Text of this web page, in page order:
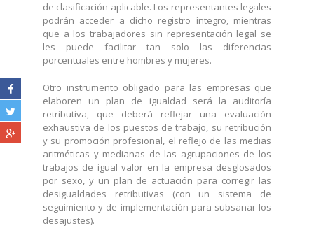
de clasificación aplicable. Los representantes legales
podrán acceder a dicho registro íntegro, mientras
que a los trabajadores sin representación legal se
les puede facilitar tan solo las diferencias
porcentuales entre hombres y mujeres.
Otro instrumento obligado para las empresas que
elaboren un plan de igualdad será la auditoría
retributiva, que deberá reflejar una evaluación
exhaustiva de los puestos de trabajo, su retribución
y su promoción profesional, el reflejo de las medias
aritméticas y medianas de las agrupaciones de los
trabajos de igual valor en la empresa desglosados
por sexo, y un plan de actuación para corregir las
desigualdades retributivas (con un sistema de
seguimiento y de implementación para subsanar los
desajustes).